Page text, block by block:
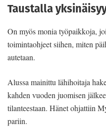
Taustalla
On myös monia työpaikkoja,
toimintaohjeet siihen, miten
autetaan.
Alussa mainittu lähihoitaja
kahden vuoden juomisen
tilanteestaan. Hänet ohjattiin
pariin.